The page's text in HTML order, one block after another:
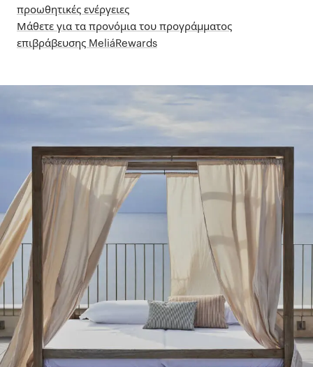
προωθητικές ενέργειες
Μάθετε για τα προνόμια του προγράμματος
επιβράβευσης MeliáRewards